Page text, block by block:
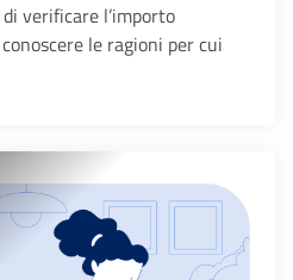
verificare l’importo
le ragioni per cui